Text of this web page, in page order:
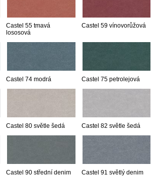
Castel 55 tmavá
lososová
Castel 59 vínovorůžová
Castel 74 modrá Castel 75 petrolejová
Castel 80 světle šedá Castel 82 světle šedá
Castel 90 střední denim Castel 91 světlý denim